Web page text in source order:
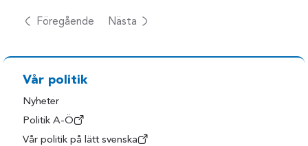
Föregående Nästa
Vår politik
Nyheter
Politik A-Ö
Vår politik på lätt svenska